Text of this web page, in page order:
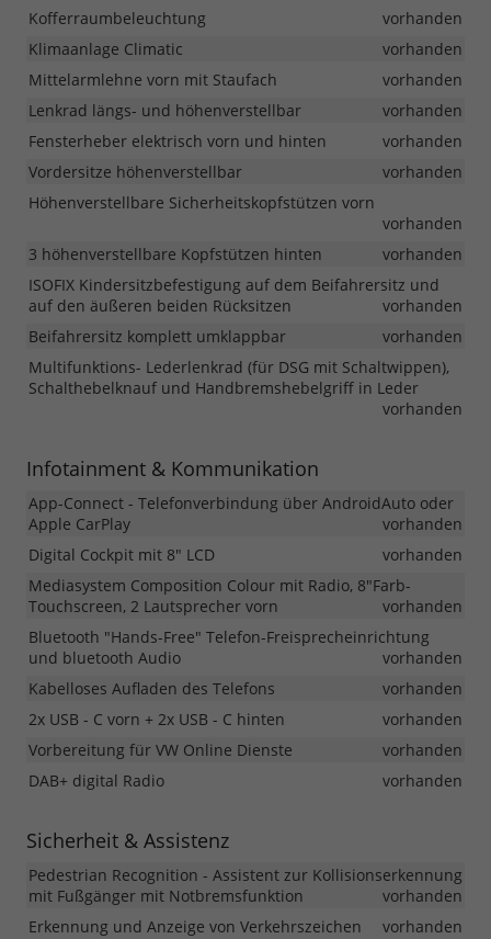
Kofferraumbeleuchtung
vorhanden
Klimaanlage Climatic
vorhanden
Mittelarmlehne vorn mit Staufach
vorhanden
Lenkrad längs- und höhenverstellbar
vorhanden
Fensterheber elektrisch vorn und hinten
vorhanden
Vordersitze höhenverstellbar
vorhanden
Höhenverstellbare Sicherheitskopfstützen vorn
vorhanden
3 höhenverstellbare Kopfstützen hinten
vorhanden
ISOFIX Kindersitzbefestigung auf dem Beifahrersitz und
auf den äußeren beiden Rücksitzen
vorhanden
Beifahrersitz komplett umklappbar
vorhanden
Multifunktions- Lederlenkrad (für DSG mit Schaltwippen),
Schalthebelknauf und Handbremshebelgriff in Leder
vorhanden
Infotainment & Kommunikation
App-Connect - Telefonverbindung über AndroidAuto oder
Apple CarPlay
vorhanden
Digital Cockpit mit 8" LCD
vorhanden
Mediasystem Composition Colour mit Radio, 8"Farb-
Touchscreen, 2 Lautsprecher vorn
vorhanden
Bluetooth "Hands-Free" Telefon-Freisprecheinrichtung
und bluetooth Audio
vorhanden
Kabelloses Aufladen des Telefons
vorhanden
2x USB - C vorn + 2x USB - C hinten
vorhanden
Vorbereitung für VW Online Dienste
vorhanden
DAB+ digital Radio
vorhanden
Sicherheit & Assistenz
Pedestrian Recognition - Assistent zur Kollisionserkennung
mit Fußgänger mit Notbremsfunktion
vorhanden
Erkennung und Anzeige von Verkehrszeichen
vorhanden